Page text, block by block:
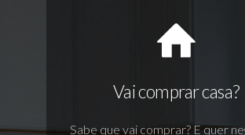
Vai comprar casa?
Sabe que vai comprar? E quer